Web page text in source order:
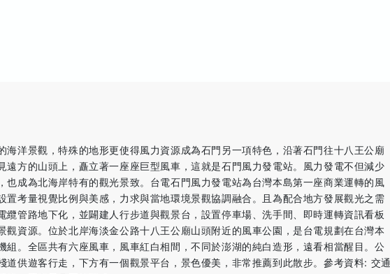
海洋景觀，特殊的地形更使得風力資源成為石門另一項特色，沿著石門往十八王公廟
遠方的山頭上，矗立著一座座巨型風車，這就是石門風力發電站。風力發電不但減少
也成為北海岸特有的觀光景致。台電石門風力發電站為台灣本島第一座商業運轉的風
置考量視覺比例與美感，力求與當地環境景觀協調融合。且為配合地方發展觀光之需
纜管路地下化，並闢建人行步道與觀景台，設置停車場、洗手間、即時運轉資訊看板
觀資源。位於北岸海淡金公路十八王公廟山頭附近的風車公園，是台電規劃在台灣本
組。全區共有六座風車，風車紅白相間，不同於澎湖的純白造形，遠看相當醒目。公
道供遊客行走，下方有一個觀景平台，景色優美，非常推薦到此散步。參考資料: 交通